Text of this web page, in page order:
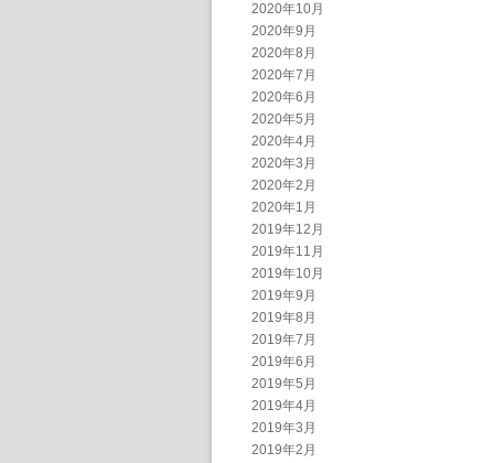
2020年10月
2020年9月
2020年8月
2020年7月
2020年6月
2020年5月
2020年4月
2020年3月
2020年2月
2020年1月
2019年12月
2019年11月
2019年10月
2019年9月
2019年8月
2019年7月
2019年6月
2019年5月
2019年4月
2019年3月
2019年2月